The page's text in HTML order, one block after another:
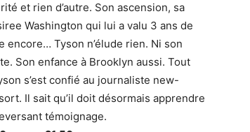
et rien d’autre. Son ascension, sa
Washington qui lui a valu 3 ans de
encore… Tyson n’élude rien. Ni son
Son enfance à Brooklyn aussi. Tout
s’est confié au journaliste new-
Il sait qu’il doit désormais apprendre
témoignage.